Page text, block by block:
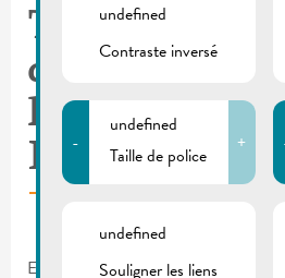
Comme
Transfert
des arrêts de
la rue
Prolongation
En raison du chantier dans la rue de
undefined
Contraste inversé
-
undefined
Taille de police
+
undefined
Souligner les liens